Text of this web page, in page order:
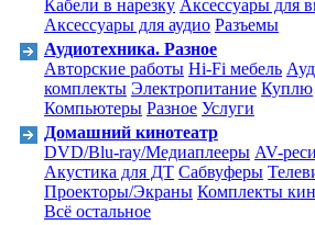
Кабели в нарезку Аксессуары для
Аксессуары для аудио Разъемы
Аудиотехника. Разное
Авторские работы Hi-Fi мебель
комплекты Электропитание Куплю
Компьютеры Разное Услуги
Домашний кинотеатр
DVD/Blu-ray/Медиаплееры AV-
Акустика для ДТ Cабвуферы
Проекторы/Экраны Комплекты
Всё остальное